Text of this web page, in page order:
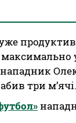
три м’ячі.